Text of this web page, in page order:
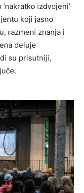
izdvojeni’
koji jasno
razmeni znanja i
deluje
su prisutniji,